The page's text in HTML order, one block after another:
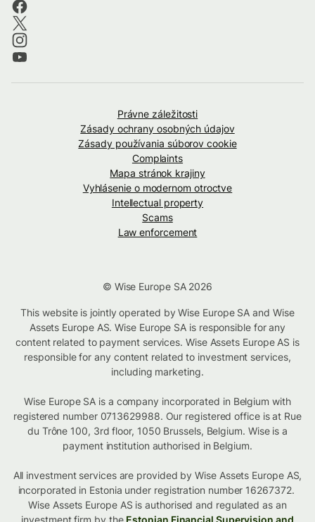
Právne záležitosti
Zásady ochrany osobných údajov
Zásady používania súborov cookie
Complaints
Mapa stránok krajiny
Vyhlásenie o modernom otroctve
Intellectual property
Scams
Law enforcement
© Wise Europe SA 2026
This website is jointly operated by Wise Europe SA and Wise
Assets Europe AS. Wise Europe SA is responsible for any
content related to payment services. Wise Assets Europe AS is
responsible for any content related to investment services,
including marketing.
Wise Europe SA is a company incorporated in Belgium with
registered number 0713629988. Our registered office is at Rue
du Trône 100, 3rd floor, 1050 Brussels, Belgium. Wise is a
payment institution authorised in Belgium.
All investment services are provided by Wise Assets Europe AS,
incorporated in Estonia under registration number 16267372.
Wise Assets Europe AS is authorised and regulated as an
investment firm by the Estonian Financial Supervision and